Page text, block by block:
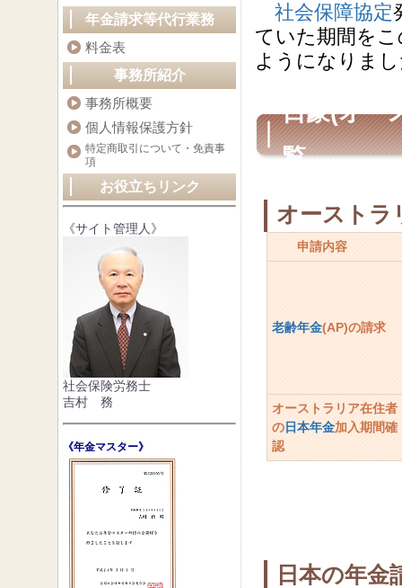
社会保障協定
ていた期間を
ようになりま
日豪(オー
覧
オーストラ
申請内容
老齢年金(AP)の請求
オーストラリア在住者
の日本年金加入期間確
認
日本の年金
年金請求等代行業務
料金表
事務所紹介
事務所概要
個人情報保護方針
特定商取引について・免責事
項
お役立ちリンク
《サイト管理人》
社会保険労務士
吉村 務
《年金マスター》